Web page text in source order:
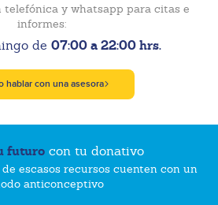
y whatsapp para citas e
informes:
de 07:00 a 22:00 hrs.
hablar con una asesora
futurocon tu donativo
escasos recursos cuenten con un
anticonceptivo